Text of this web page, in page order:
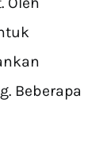
Beberapa